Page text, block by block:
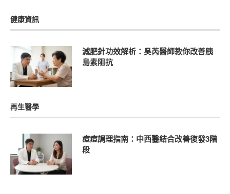
健康資訊
減肥針功效解析：吳芮醫師教你改善胰
島素阻抗
再生醫學
痘痘調理指南：中西醫結合改善復發3階
段